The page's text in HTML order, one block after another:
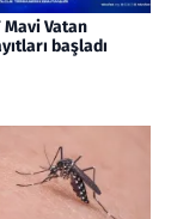
Mavi Vatan
başladı